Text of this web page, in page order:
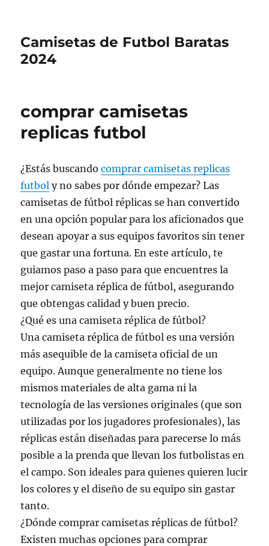
Camisetas de Futbol Baratas
2024
comprar camisetas
replicas futbol
¿Estás buscandocomprar camisetas replicas
futbol y no sabes por dónde empezar? Las
camisetas de fútbol réplicas se han convertido
en una opción popular para los aficionados que
desean apoyar a sus equipos favoritos sin tener
que gastar una fortuna. En este artículo, te
guiamos paso a paso para que encuentres la
mejor camiseta réplica de fútbol, asegurando
que obtengas calidad y buen precio.
¿Qué es una camiseta réplica de fútbol?
Una camiseta réplica de fútbol es una versión
más asequible de la camiseta oficial de un
equipo. Aunque generalmente no tiene los
mismos materiales de alta gama ni la
tecnología de las versiones originales (que son
utilizadas por los jugadores profesionales), las
réplicas están diseñadas para parecerse lo más
posible a la prenda que llevan los futbolistas en
el campo. Son ideales para quienes quieren lucir
los colores y el diseño de su equipo sin gastar
tanto.
¿Dónde comprar camisetas réplicas de fútbol?
Existen muchas opciones para comprar